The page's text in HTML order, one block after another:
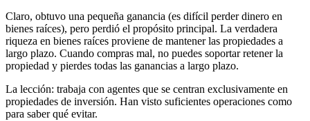
Claro, obtuvo una pequeña ganancia (es difícil perder dinero en
bienes raíces), pero perdió el propósito principal. La verdadera
riqueza en bienes raíces proviene de mantener las propiedades a
largo plazo. Cuando compras mal, no puedes soportar retener la
propiedad y pierdes todas las ganancias a largo plazo.
La lección: trabaja con agentes que se centran exclusivamente en
propiedades de inversión. Han visto suficientes operaciones como
para saber qué evitar.